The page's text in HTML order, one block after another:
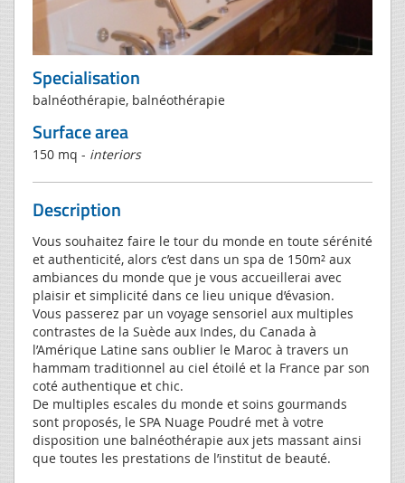
Specialisation
balnéothérapie, balnéothérapie
Surface area
150 mq - interiors
Description
Vous souhaitez faire le tour du monde en toute sérénité
et authenticité, alors c’est dans un spa de 150m² aux
ambiances du monde que je vous accueillerai avec
plaisir et simplicité dans ce lieu unique d’évasion.
Vous passerez par un voyage sensoriel aux multiples
contrastes de la Suède aux Indes, du Canada à
l’Amérique Latine sans oublier le Maroc à travers un
hammam traditionnel au ciel étoilé et la France par son
coté authentique et chic.
De multiples escales du monde et soins gourmands
sont proposés, le SPA Nuage Poudré met à votre
disposition une balnéothérapie aux jets massant ainsi
que toutes les prestations de l’institut de beauté.